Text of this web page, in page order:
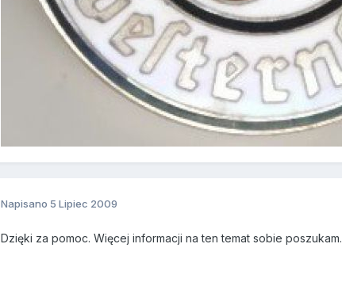
Napisano 5 Lipiec 2009
Dzięki za pomoc. Więcej informacji na ten temat sobie poszukam.